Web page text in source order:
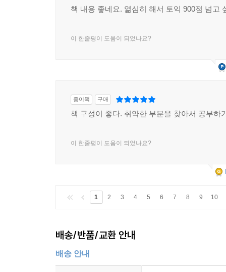
책 내용 좋네요. 엶심히 해서 토익 900점 넘고
이 한줄평이 도움이 되었나요?
종이책 구매
책 구성이 좋다. 취약한 부분을 찾아서 공부하
이 한줄평이 도움이 되었나요?
1 2 3 4 5 6 7 8 9 10
배송/반품/교환 안내
배송 안내